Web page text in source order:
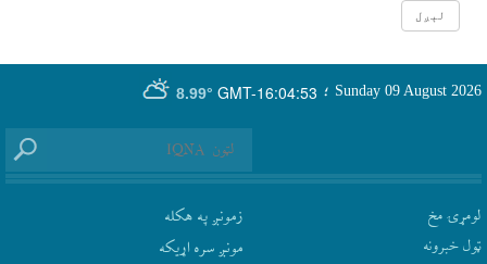
GMT-16:04:53
8.99° Sunday 09 August 2026 ؛
لومړۍ مخ
ټول خبرونه
زمونږ په هکله
مونږ سره اړيکه